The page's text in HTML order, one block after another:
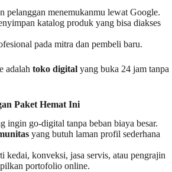
pelanggan menemukanmu lewat Google.
katalog produk yang bisa diakses
pada mitra dan pembeli baru.
adalah toko digital yang buka 24 jam tanpa
Paket Hemat Ini
ingin go-digital tanpa beban biaya besar.
yang butuh laman profil sederhana
kedai, konveksi, jasa servis, atau pengrajin
portofolio online.